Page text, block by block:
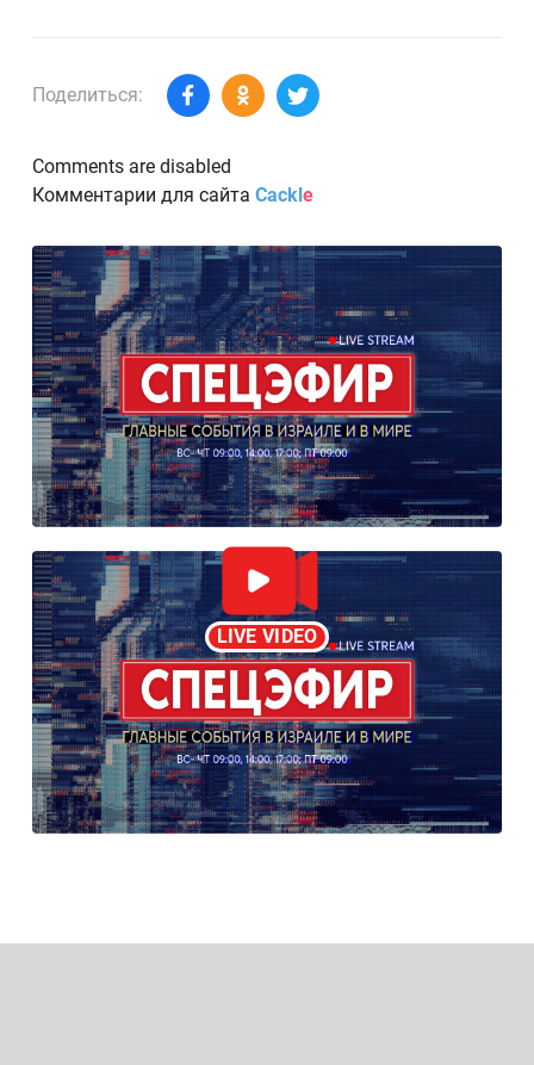
Поделиться:
Comments are disabled
Комментарии для сайта Cackle
LIVE VIDEO